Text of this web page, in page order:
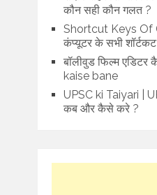
कौन सही कौन गलत ?
Shortcut Keys Of
कंप्यूटर के सभी
बॉलीवुड फिल्म
kaise bane
UPSC ki Taiyari |
कब और कैसे करे ?